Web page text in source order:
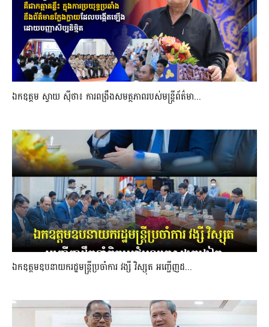
ឯកឧត្តម ស្វាយ ស៊ីថា៖ ការពង្រឹងសមត្ថភាពរបស់មន្ត្រីព័ត៌មា...
ឯកឧត្តមឧបនាយករដ្ឋមន្រ្តីប្រចាំការ វង្សី វិស្សុត អញ្ជើញដ...